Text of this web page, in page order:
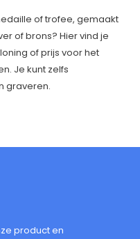
of trofee, gemaakt
of brons? Hier vind je
of prijs voor het
Je kunt zelfs
graveren.
product en